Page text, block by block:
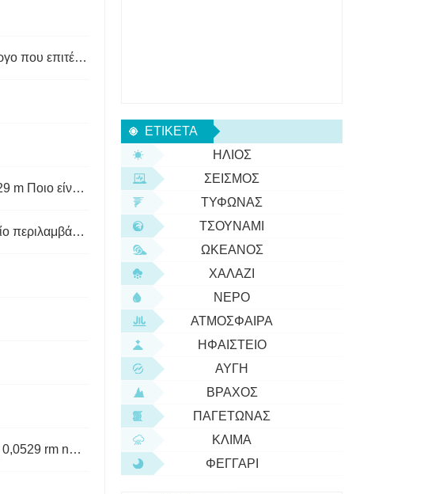
Μια καθαρή δύναμη 22 Ν επιταχύνει μια μάζα 4 κιλών σε απόσταση 18 μ. Ποιο είναι το έργο που επιτέλεσε αυτή η αύξηση της μάζας κινητικής ενέργειας;
Ένα καλώδιο ανυψώνει έναν ανελκυστήρα 1380 kg σε σταθερή ταχύτητα για απόσταση 29 m Ποιο είναι το έργο που γίνεται από κάθε τι;
Η εργασία που γίνεται για τη μετακίνηση μιας χρέωσης από το άπειρο σε δεδομένο σημείο περιλαμβάνει οποιαδήποτε επιτάχυνση;
Η κλασική εικόνα του ατόμου υδρογόνου έχει ένα μόνο ηλεκτρόνιο σε απόσταση τροχιάς 0,0529 rm nm από το Proton;
ΕΤΙΚΈΤΑ
ΉΛΙΟΣ
ΣΕΙΣΜΌΣ
ΤΥΦΏΝΑΣ
ΤΣΟΥΝΆΜΙ
ΩΚΕΑΝΌΣ
ΧΑΛΆΖΙ
ΝΕΡΌ
ΑΤΜΌΣΦΑΙΡΑ
ΗΦΑΊΣΤΕΙΟ
ΑΥΓΉ
ΒΡΆΧΟΣ
ΠΑΓΕΤΏΝΑΣ
ΚΛΊΜΑ
ΦΕΓΓΆΡΙ